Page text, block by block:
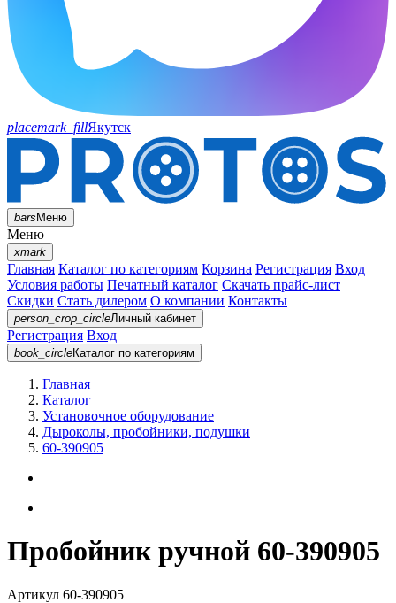
placemark_fillЯкутск
barsМеню
Меню
xmark
Главная Каталог по категориям Корзина Регистрация Вход
Условия работы Печатный каталог Скачать прайс-лист
Скидки Стать дилером О компании Контакты
person_crop_circleЛичный кабинет
Регистрация Вход
book_circleКаталог по категориям
Главная
Каталог
Установочное оборудование
Дыроколы, пробойники, подушки
60-390905
Пробойник ручной 60-390905
Артикул 60-390905